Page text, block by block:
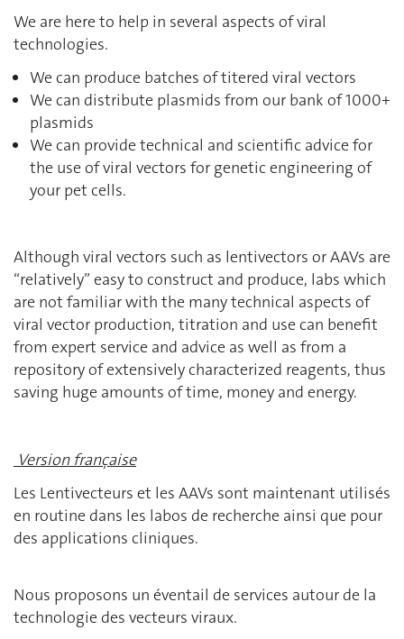
We are here to help in several aspects of viral
technologies.
We can produce batches of titered viral vectors
We can distribute plasmids from our bank of 1000+
plasmids
We can provide technical and scientific advice for
the use of viral vectors for genetic engineering of
your pet cells.
Although viral vectors such as lentivectors or AAVs are
“relatively” easy to construct and produce, labs which
are not familiar with the many technical aspects of
viral vector production, titration and use can benefit
from expert service and advice as well as from a
repository of extensively characterized reagents, thus
saving huge amounts of time, money and energy.
Version française
Les Lentivecteurs et les AAVs sont maintenant utilisés
en routine dans les labos de recherche ainsi que pour
des applications cliniques.
Nous proposons un éventail de services autour de la
technologie des vecteurs viraux.